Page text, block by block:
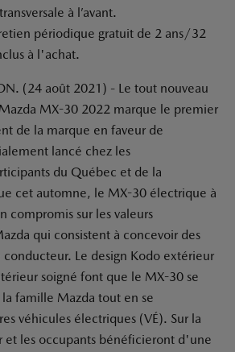
à l’avant.
périodique gratuit de 2 ans/32
à l'achat.
(24 août 2021) - Le tout nouveau
MX-30 2022 marque le premier
de la marque en faveur de
lancé chez les
du Québec et de la
cet automne, le MX-30 électrique à
compromis sur les valeurs
qui consistent à concevoir des
conducteur. Le design Kodo extérieur
soigné font que le MX-30 se
famille Mazda tout en se
véhicules électriques (VÉ). Sur la
et les occupants bénéficieront d'une